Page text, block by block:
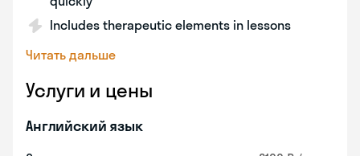
Includes therapeutic elements in lessons
Читать дальше
Услуги и цены
Английский язык